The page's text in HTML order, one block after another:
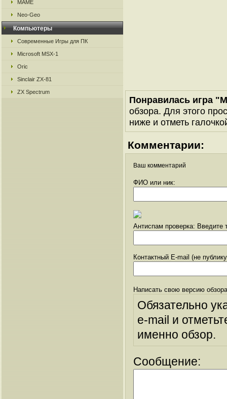
MAME
Neo-Geo
Компьютеры
Современные Игры для ПК
Microsoft MSX-1
Oric
Sinclair ZX-81
ZX Spectrum
Понравилась игра
обзора. Для этого
ниже и отметь
Комментарии:
Ваш комментарий
ФИО или ник:
Антиспам проверка: Введите
Контактный E-mail (не
Написать свою версию
Обязательно
e-mail и
именно обзор.
Сообщение: